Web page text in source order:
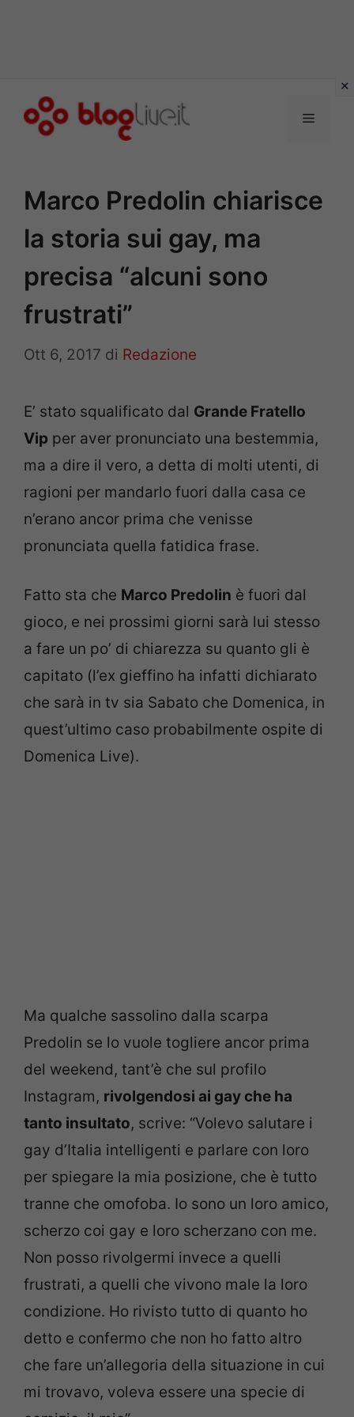
Menu
Marco Predolin chiarisce
la storia sui gay, ma
precisa “alcuni sono
frustrati”
Ott 6, 2017 di Redazione
E’ stato squalificato dal Grande Fratello
Vip per aver pronunciato una bestemmia,
ma a dire il vero, a detta di molti utenti, di
ragioni per mandarlo fuori dalla casa ce
n’erano ancor prima che venisse
pronunciata quella fatidica frase.
Fatto sta che Marco Predolin è fuori dal
gioco, e nei prossimi giorni sarà lui stesso
a fare un po’ di chiarezza su quanto gli è
capitato (l’ex gieffino ha infatti dichiarato
che sarà in tv sia Sabato che Domenica, in
quest’ultimo caso probabilmente ospite di
Domenica Live).
Ma qualche sassolino dalla scarpa
Predolin se lo vuole togliere ancor prima
del weekend, tant’è che sul profilo
Instagram, rivolgendosi ai gay che ha
tanto insultato, scrive: “Volevo salutare i
gay d’Italia intelligenti e parlare con loro
per spiegare la mia posizione, che è tutto
tranne che omofoba. Io sono un loro amico,
scherzo coi gay e loro scherzano con me.
Non posso rivolgermi invece a quelli
frustrati, a quelli che vivono male la loro
condizione. Ho rivisto tutto di quanto ho
detto e confermo che non ho fatto altro
che fare un’allegoria della situazione in cui
mi trovavo, voleva essere una specie di